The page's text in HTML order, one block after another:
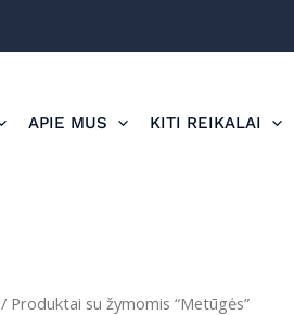
APIE MUS KITI REIKALAI
/ Produktai su žymomis “Metūgės”